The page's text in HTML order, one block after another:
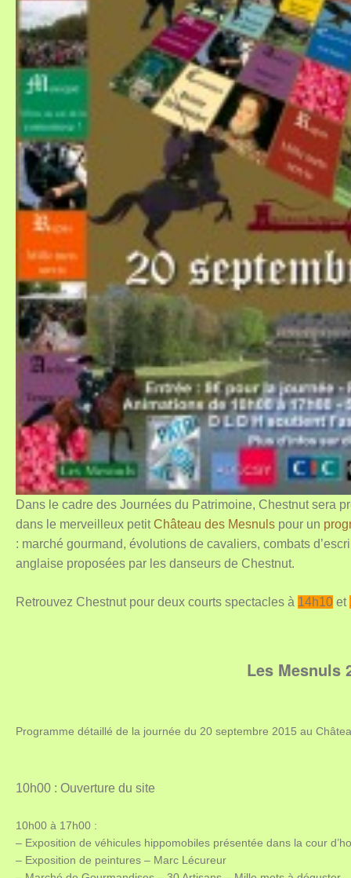
Dans le cadre des Journées du Patrimoine, Chestnut sera
dans le merveilleux petitChâteau des Mesnuls pour un
: marché gourmand, évolutions de cavaliers, combats
anglaise proposées par les danseurs de Chestnut.
Retrouvez Chestnut pour deux courts spectacles à 14h10 et
Les Mesnuls
Programme détaillé de la journée du 20 septembre 2015 au
10h00 : Ouverture du site
10h00 à 17h00 :
– Exposition de véhicules hippomobiles présentée dans la cour
– Exposition de peintures – Marc Lécureur